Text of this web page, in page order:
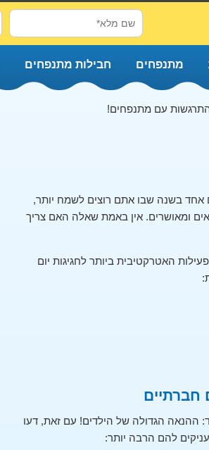
מתנפחים חבילות מתנפחים
עם מתנפחים!
אחד בשנה שבו אתם רוצים לשמח יותר,
ומאושרים. אין באמת שאלה האם צריך
האטרקטיבית ביותר לחגיגות יום
חברתיים
הגדולה של הילדים! עם זאת, דעו
להם הרבה יותר: